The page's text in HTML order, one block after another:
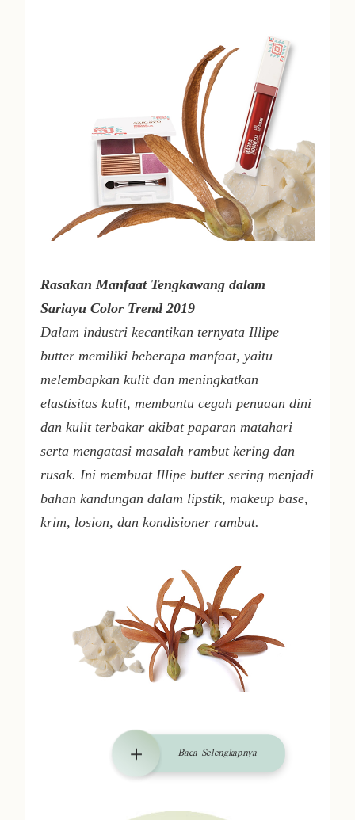
Rasakan Manfaat Tengkawang dalam
Sariayu Color Trend 2019
Dalam industri kecantikan ternyata Illipe
buttermemiliki beberapa manfaat, yaitu
melembapkan kulit dan meningkatkan
elastisitas kulit, membantu cegah penuaan dini
dan kulit terbakar akibat paparan matahari
serta mengatasi masalah rambut kering dan
rusak. Ini membuat Illipe buttersering menjadi
bahan kandungan dalam lipstik, makeup base,
krim, losion, dan kondisioner rambut.
Baca Selengkapnya